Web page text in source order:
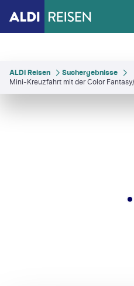
ALDI Reisen
Suchergebnisse
Mini-Kreuzfahrt mit der Color